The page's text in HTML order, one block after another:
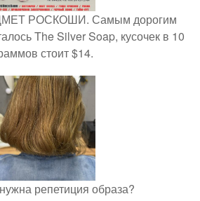
РОСКОШИ. Самым дорогим
The Silver Soap, кусочек в 10
стоит $14.
репетиция образа?